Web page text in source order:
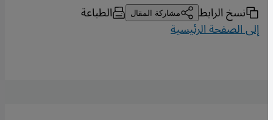
نسخ الرابط مشاركة المقال الطباعة
إلى الصفحة الرئيسية